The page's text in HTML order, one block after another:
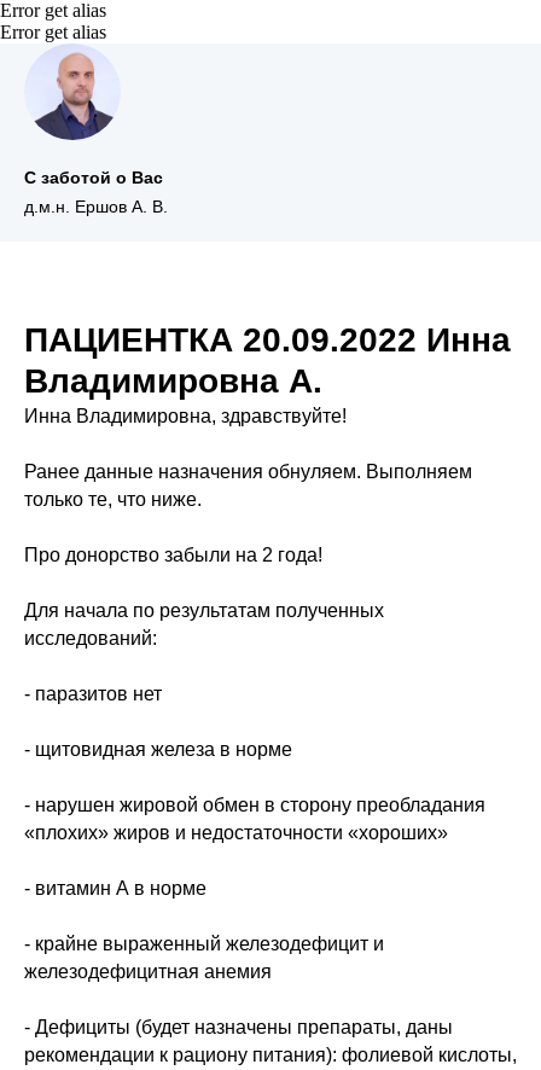
Error get alias
Error get alias
С заботой о Вас
д.м.н. Ершов А. В.
ПАЦИЕНТКА 20.09.2022 Инна
Владимировна А.
Инна Владимировна, здравствуйте!
Ранее данные назначения обнуляем. Выполняем
только те, что ниже.
Про донорство забыли на 2 года!
Для начала по результатам полученных
исследований:
- паразитов нет
- щитовидная железа в норме
- нарушен жировой обмен в сторону преобладания
«плохих» жиров и недостаточности «хороших»
- витамин А в норме
- крайне выраженный железодефицит и
железодефицитная анемия
- Дефициты (будет назначены препараты, даны
рекомендации к рациону питания): фолиевой кислоты,